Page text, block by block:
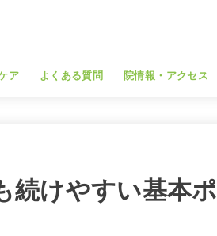
ア よくある質問 院情報・アクセス
続けやすい基本ポ